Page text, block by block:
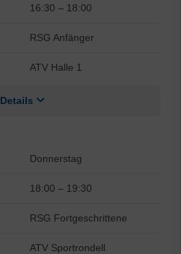
16:30 – 18:00
RSG Anfänger
ATV Halle 1
Details
Donnerstag
18:00 – 19:30
RSG Fortgeschrittene
ATV Sportrondell